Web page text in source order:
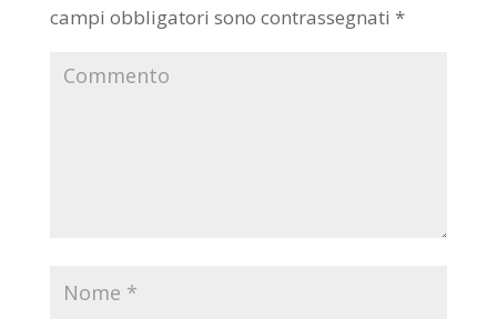
campi obbligatori sono contrassegnati *